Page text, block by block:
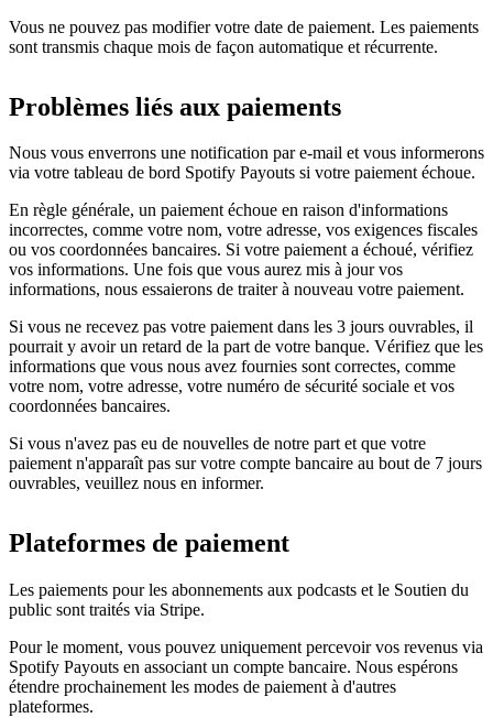
Vous ne pouvez pas modifier votre date de paiement. Les paiements
sont transmis chaque mois de façon automatique et récurrente.
Problèmes liés aux paiements
Nous vous enverrons une notification par e-mail et vous informerons
via votre tableau de bord Spotify Payouts si votre paiement échoue.
En règle générale, un paiement échoue en raison d'informations
incorrectes, comme votre nom, votre adresse, vos exigences fiscales
ou vos coordonnées bancaires. Si votre paiement a échoué, vérifiez
vos informations. Une fois que vous aurez mis à jour vos
informations, nous essaierons de traiter à nouveau votre paiement.
Si vous ne recevez pas votre paiement dans les 3 jours ouvrables, il
pourrait y avoir un retard de la part de votre banque. Vérifiez que les
informations que vous nous avez fournies sont correctes, comme
votre nom, votre adresse, votre numéro de sécurité sociale et vos
coordonnées bancaires.
Si vous n'avez pas eu de nouvelles de notre part et que votre
paiement n'apparaît pas sur votre compte bancaire au bout de 7 jours
ouvrables, veuillez nous en informer.
Plateformes de paiement
Les paiements pour les abonnements aux podcasts et le Soutien du
public sont traités via Stripe.
Pour le moment, vous pouvez uniquement percevoir vos revenus via
Spotify Payouts en associant un compte bancaire. Nous espérons
étendre prochainement les modes de paiement à d'autres
plateformes.